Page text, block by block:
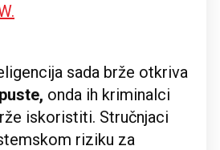
sada brže otkriva
onda ih kriminalci
iskoristiti. Stručnjaci
riziku za